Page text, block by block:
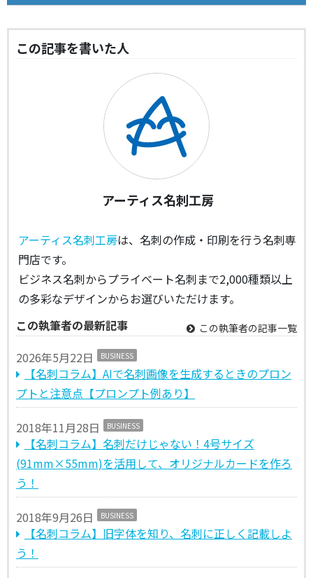
この記事を書いた人
アーティス名刺工房
アーティス名刺工房は、名刺の作成・印刷を行う名刺専
門店です。
ビジネス名刺からプライベート名刺まで2,000種類以上
の多彩なデザインからお選びいただけます。
この執筆者の最新記事
この執筆者の記事一覧
2026年5月22日 BUSINESS
【名刺コラム】AIで名刺画像を生成するときのプロン
プトと注意点【プロンプト例あり】
2018年11月28日 BUSINESS
【名刺コラム】名刺だけじゃない！4号サイズ
(91mm×55mm)を活用して、オリジナルカードを作ろ
う！
2018年9月26日 BUSINESS
【名刺コラム】旧字体を知り、名刺に正しく記載しよ
う！